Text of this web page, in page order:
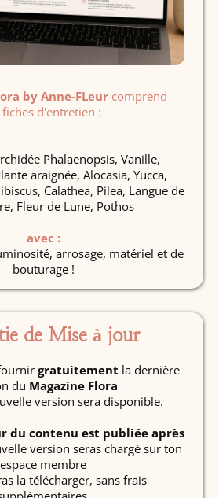
by Anne-FLeur comprend
d'entretien :
Phalaenopsis, Vanille,
araignée, Alocasia, Yucca,
Calathea, Pilea, Langue de
Fleur de Lune, Pothos
avec :
arrosage, matériel et de
bouturage !
de Mise à jour
gratuitement la dernière
du Magazine Flora
version sera disponible.
du contenu est publiée après
version seras chargé sur ton
espace membre
la télécharger, sans frais